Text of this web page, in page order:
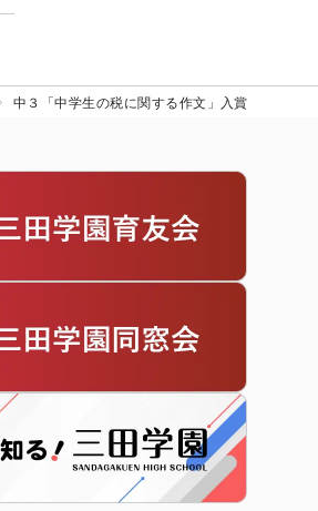
中３「中学生の税に関する作文」入賞